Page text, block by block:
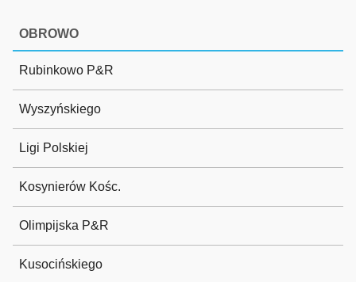
OBROWO
Rubinkowo P&R
Wyszyńskiego
Ligi Polskiej
Kosynierów Kośc.
Olimpijska P&R
Kusocińskiego